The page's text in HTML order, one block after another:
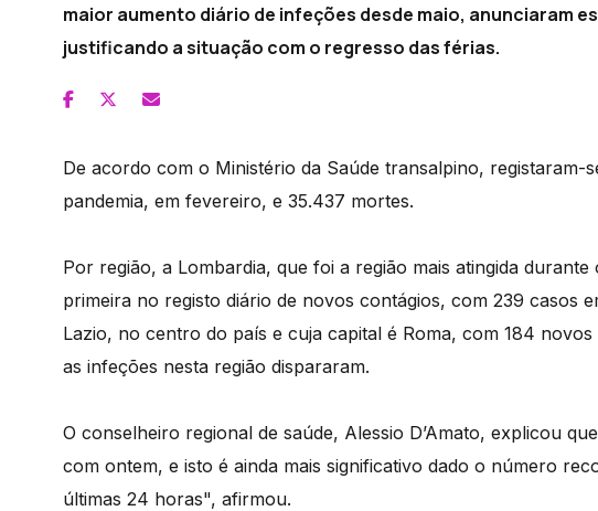
maior aumento diário de infeções desde maio, anunciaram
justificando a situação com o regresso das férias.
De acordo com o Ministério da Saúde transalpino, registaram-
pandemia, em fevereiro, e 35.437 mortes.
Por região, a Lombardia, que foi a região mais atingida
primeira no registo diário de novos contágios, com 239 casos
Lazio, no centro do país e cuja capital é Roma, com 184
as infeções nesta região dispararam.
O conselheiro regional de saúde, Alessio D’Amato, explicou
com ontem, e isto é ainda mais significativo dado o número
últimas 24 horas", afirmou.